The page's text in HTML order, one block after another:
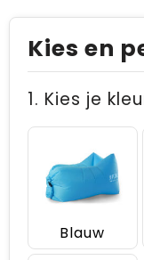
Kies en
1. Kies je
Blauw